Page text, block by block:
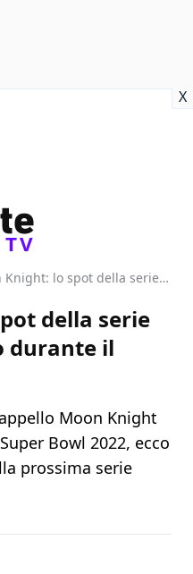
X
TV
Moon Knight: lo spot della serie Disney+ mostrato durante il Super Bowl 2022
della serie
durante il
Moon Knight
Bowl 2022, ecco
prossima serie